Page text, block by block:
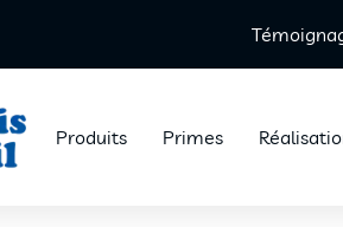
Produits Primes